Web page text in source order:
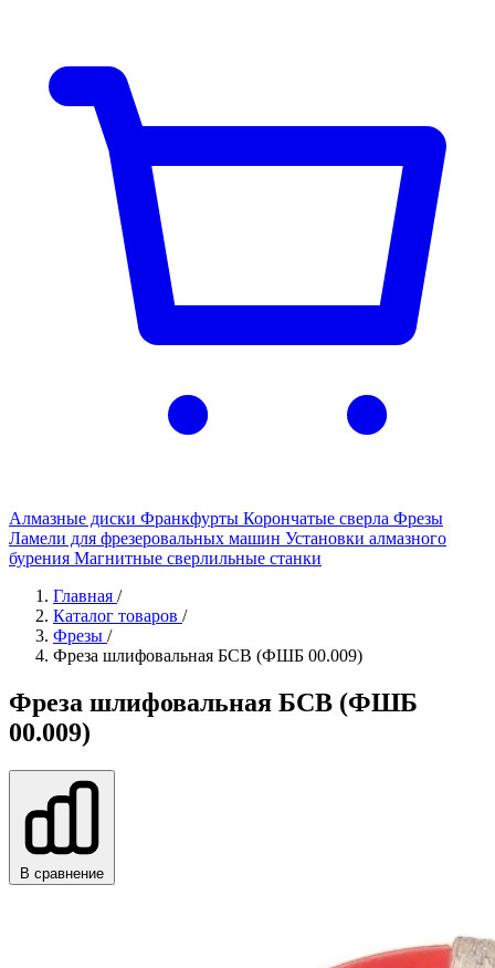
Алмазные диски Франкфурты Корончатые сверла Фрезы
Ламели для фрезеровальных машин Установки алмазного
бурения Магнитные сверлильные станки
Главная /
Каталог товаров /
Фрезы /
Фреза шлифовальная БСВ (ФШБ 00.009)
Фреза шлифовальная БСВ (ФШБ
00.009)
В сравнение